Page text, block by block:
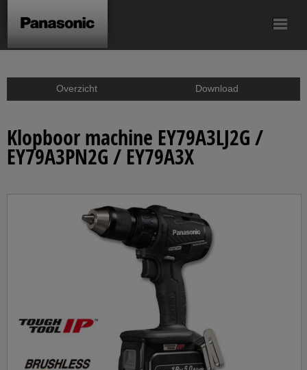
Accu-kitpistolen
Overzicht Download
Klopboor machine EY79A3LJ2G /
EY79A3PN2G / EY79A3X